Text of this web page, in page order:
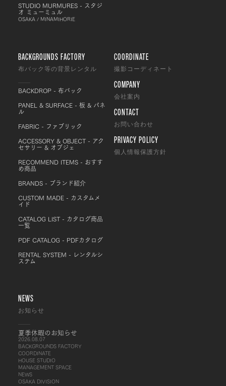
STUDIO MURMURES - スタジ
オ ミューミュル
OSAKA / MINAMIHORIE
BACKGROUNDS FACTORY
布バック等の背景レンタル
BACKDROP - 布バック
PANEL & SURFACE - 板 & パネ
ル
FABRIC - ファブリック
ACCESSORY & OBJECT - アク
セサリー & オブジェ
RECOMMEND ITEMS - おすす
め商品
BRANDS - ブランド紹介
CUSTOM MADE - カスタムメ
イド
CATALOG LIST - カタログ商品
一覧
PDF CATALOG - PDFカタログ
RENTAL SYSTEM - レンタルシ
ステム
COORDINATE
撮影コーディネート
COMPANY
会社案内
CONTACT
お問い合わせ
PRIVACY POLICY
個人情報保護方針
NEWS
お知らせ
夏季休暇のお知らせ
2026.08.07
BACKGROUNDS FACTORY
COORDINATE
HOUSE STUDIO
MANAGEMENT SPACE
NEWS
OSAKA DIVISION